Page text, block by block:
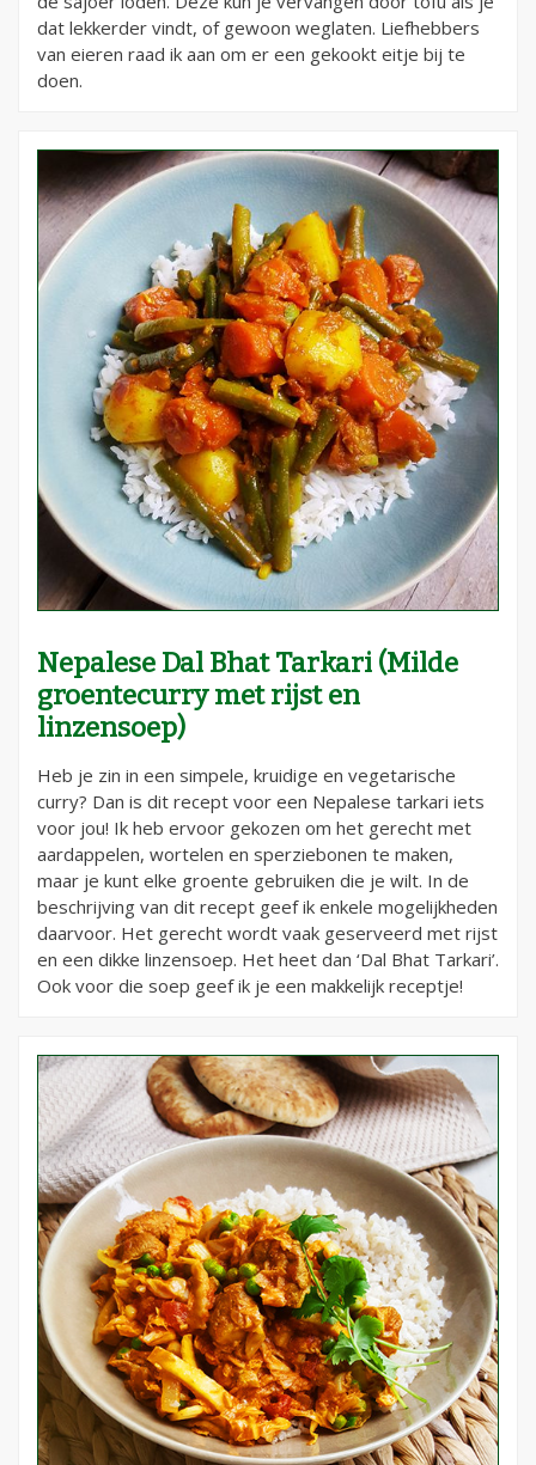
dat lekkerder vindt, of gewoon weglaten. Liefhebbers
van eieren raad ik aan om er een gekookt eitje bij te
doen.
Nepalese Dal Bhat Tarkari (Milde
groentecurry met rijst en
linzensoep)
Heb je zin in een simpele, kruidige en vegetarische
curry? Dan is dit recept voor een Nepalese tarkari iets
voor jou! Ik heb ervoor gekozen om het gerecht met
aardappelen, wortelen en sperziebonen te maken,
maar je kunt elke groente gebruiken die je wilt. In de
beschrijving van dit recept geef ik enkele mogelijkheden
daarvoor. Het gerecht wordt vaak geserveerd met rijst
en een dikke linzensoep. Het heet dan ‘Dal Bhat Tarkari’.
Ook voor die soep geef ik je een makkelijk receptje!